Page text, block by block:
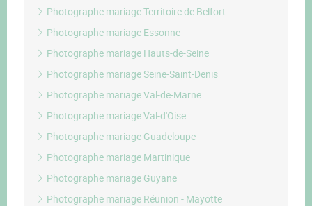
Photographe mariage Territoire de Belfort
Photographe mariage Essonne
Photographe mariage Hauts-de-Seine
Photographe mariage Seine-Saint-Denis
Photographe mariage Val-de-Marne
Photographe mariage Val-d'Oise
Photographe mariage Guadeloupe
Photographe mariage Martinique
Photographe mariage Guyane
Photographe mariage Réunion - Mayotte